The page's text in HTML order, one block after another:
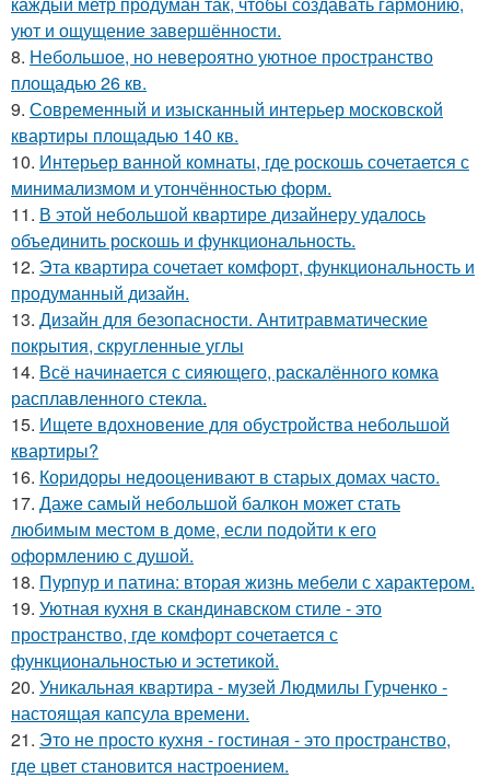
уют и ощущение завершённости.
8. Небольшое, но невероятно уютное пространство
площадью 26 кв.
9. Современный и изысканный интерьер московской
квартиры площадью 140 кв.
10. Интерьер ванной комнаты, где роскошь сочетается с
минимализмом и утончённостью форм.
11. В этой небольшой квартире дизайнеру удалось
объединить роскошь и функциональность.
12. Эта квартира сочетает комфорт, функциональность и
продуманный дизайн.
13. Дизайн для безопасности. Антитравматические
покрытия, скругленные углы
14. Всё начинается с сияющего, раскалённого комка
расплавленного стекла.
15. Ищете вдохновение для обустройства небольшой
квартиры?
16. Коридоры недооценивают в старых домах часто.
17. Даже самый небольшой балкон может стать
любимым местом в доме, если подойти к его
оформлению с душой.
18. Пурпур и патина: вторая жизнь мебели с характером.
19. Уютная кухня в скандинавском стиле - это
пространство, где комфорт сочетается с
функциональностью и эстетикой.
20. Уникальная квартира - музей Людмилы Гурченко -
настоящая капсула времени.
21. Это не просто кухня - гостиная - это пространство,
где цвет становится настроением.